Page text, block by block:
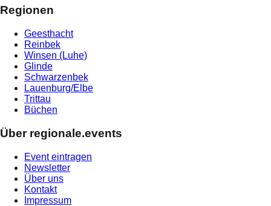
Regionen
Geesthacht
Reinbek
Winsen (Luhe)
Glinde
Schwarzenbek
Lauenburg/Elbe
Trittau
Büchen
Über regionale.events
Event eintragen
Newsletter
Über uns
Kontakt
Impressum